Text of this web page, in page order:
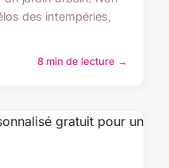
des intempéries,
8 min de lecture →